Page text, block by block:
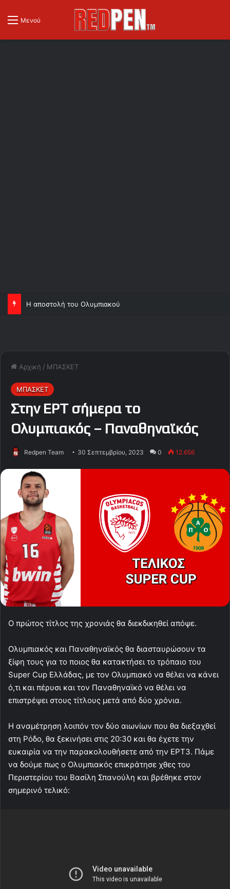
Μενού
Η αποστολή του Ολυμπιακού
Αρχική / ΜΠΑΣΚΕΤ
ΜΠΑΣΚΕΤ
Στην ΕΡΤ σήμερα το
Ολυμπιακός – Παναθηναϊκός
Redpen Team 30 Σεπτεμβρίου, 2023 0 12.656
Ο πρώτος τίτλος της χρονιάς θα διεκδικηθεί απόψε.
Ολυμπιακός και Παναθηναϊκός θα διασταυρώσουν τα
ξίφη τους για το ποιος θα κατακτήσει το τρόπαιο του
Super Cup Ελλάδας, με τον Ολυμπιακό να θέλει να κάνει
ό,τι και πέρυσι και τον Παναθηναϊκό να θέλει να
επιστρέψει στους τίτλους μετά από δύο χρόνια.
Η αναμέτρηση λοιπόν τον δύο αιωνίων που θα διεξαχθεί
στη Ρόδο, θα ξεκινήσει στις 20:30 και θα έχετε την
ευκαιρία να την παρακολουθήσετε από την ΕΡΤ3. Πάμε
να δούμε πως ο Ολυμπιακός επικράτησε χθες του
Περιστερίου του Βασίλη Σπανούλη και βρέθηκε στον
σημερινό τελικό: